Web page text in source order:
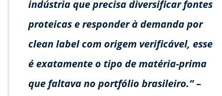
indústria que precisa diversificar fontes
proteicas e responder à demanda por
clean label com origem verificável, esse
é exatamente o tipo de matéria-prima
que faltava no portfólio brasileiro.”–